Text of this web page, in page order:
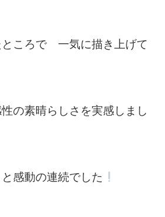
ところで 一気に描き上げて
の素晴らしさを実感しまし
感動の連続でした